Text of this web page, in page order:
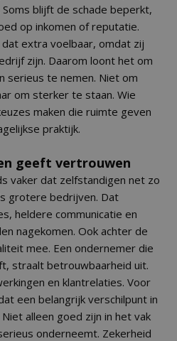
blijft de schade beperkt,
op inkomen of reputatie.
extra voelbaar, omdat zij
zijn. Daarom loont het om
serieus te nemen. Niet om
om sterker te staan. Wie
maken die ruimte geven
praktijk.
geeft vertrouwen
vaker dat zelfstandigen net zo
grotere bedrijven. Dat
heldere communicatie en
nagekomen. Ook achter de
mee. Een ondernemer die
straalt betrouwbaarheid uit.
en klantrelaties. Voor
een belangrijk verschilpunt in
alleen goed zijn in het vak
onderneemt. Zekerheid